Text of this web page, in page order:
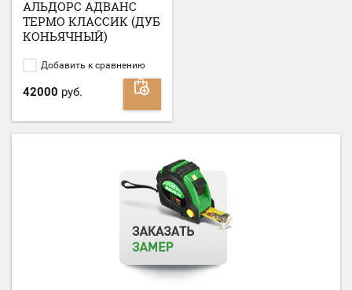
АЛЬДОРС АДВАНС
ТЕРМО КЛАССИК (ДУБ
КОНЬЯЧНЫЙ)
Добавить к сравнению
42000 руб.